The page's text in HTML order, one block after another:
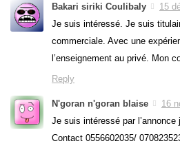
Bakari siriki Coulibaly
15
Je suis intéressé. Je suis
commerciale. Avec une
l’enseignement au privé. Mon
Reply
N'goran n'goran blaise
16
Je suis intéressé par l’annonce
Contact 0556602035/